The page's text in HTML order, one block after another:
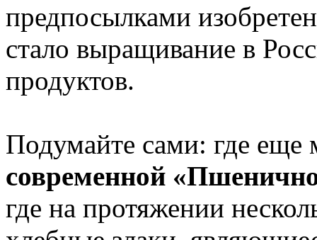
предпосылками
стало выращивание в
продуктов.
Подумайте сами: где еще
современной
где на протяжении